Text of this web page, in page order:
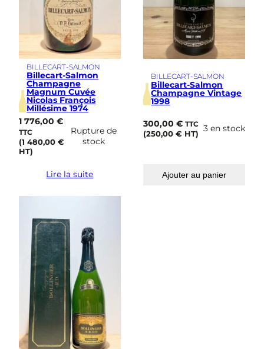
BILLECART-SALMON
Billecart-Salmon
Champagne
Magnum Cuvée
Nicolas François
Millésime 1974
1 776,00€
TTC
(1 480,00€
HT)
Rupture de
stock
Lire la suite
BILLECART-SALMON
Billecart-Salmon
Champagne Vintage
1998
300,00€ TTC
(250,00€ HT) 3 en stock
Ajouter au panier